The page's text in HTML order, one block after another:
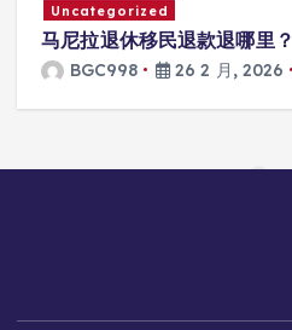
Uncategorized
马尼拉退休移民退款退哪里？
BGC998 26 2 月, 2026